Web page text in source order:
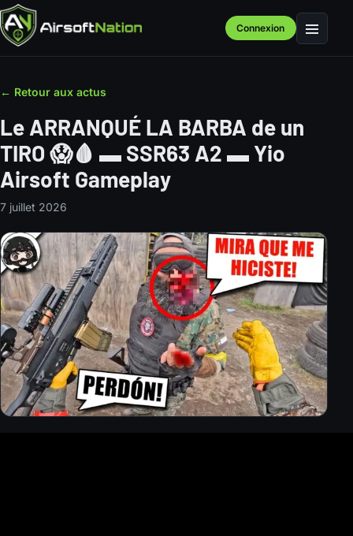
Connexion Menu
← Retour aux actus
Le ARRANQUÉ LA BARBA de un
TIRO 😱🩸 ▬ SSR63 A2 ▬ Yio
Airsoft Gameplay
7 juillet 2026